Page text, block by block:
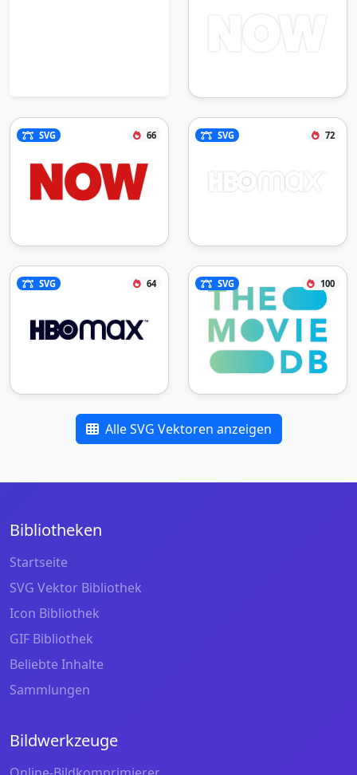
SVG 66 SVG 72
SVG 64 SVG 100
Alle SVG Vektoren anzeigen
Bibliotheken
Startseite
SVG Vektor Bibliothek
Icon Bibliothek
GIF Bibliothek
Beliebte Inhalte
Sammlungen
Bildwerkzeuge